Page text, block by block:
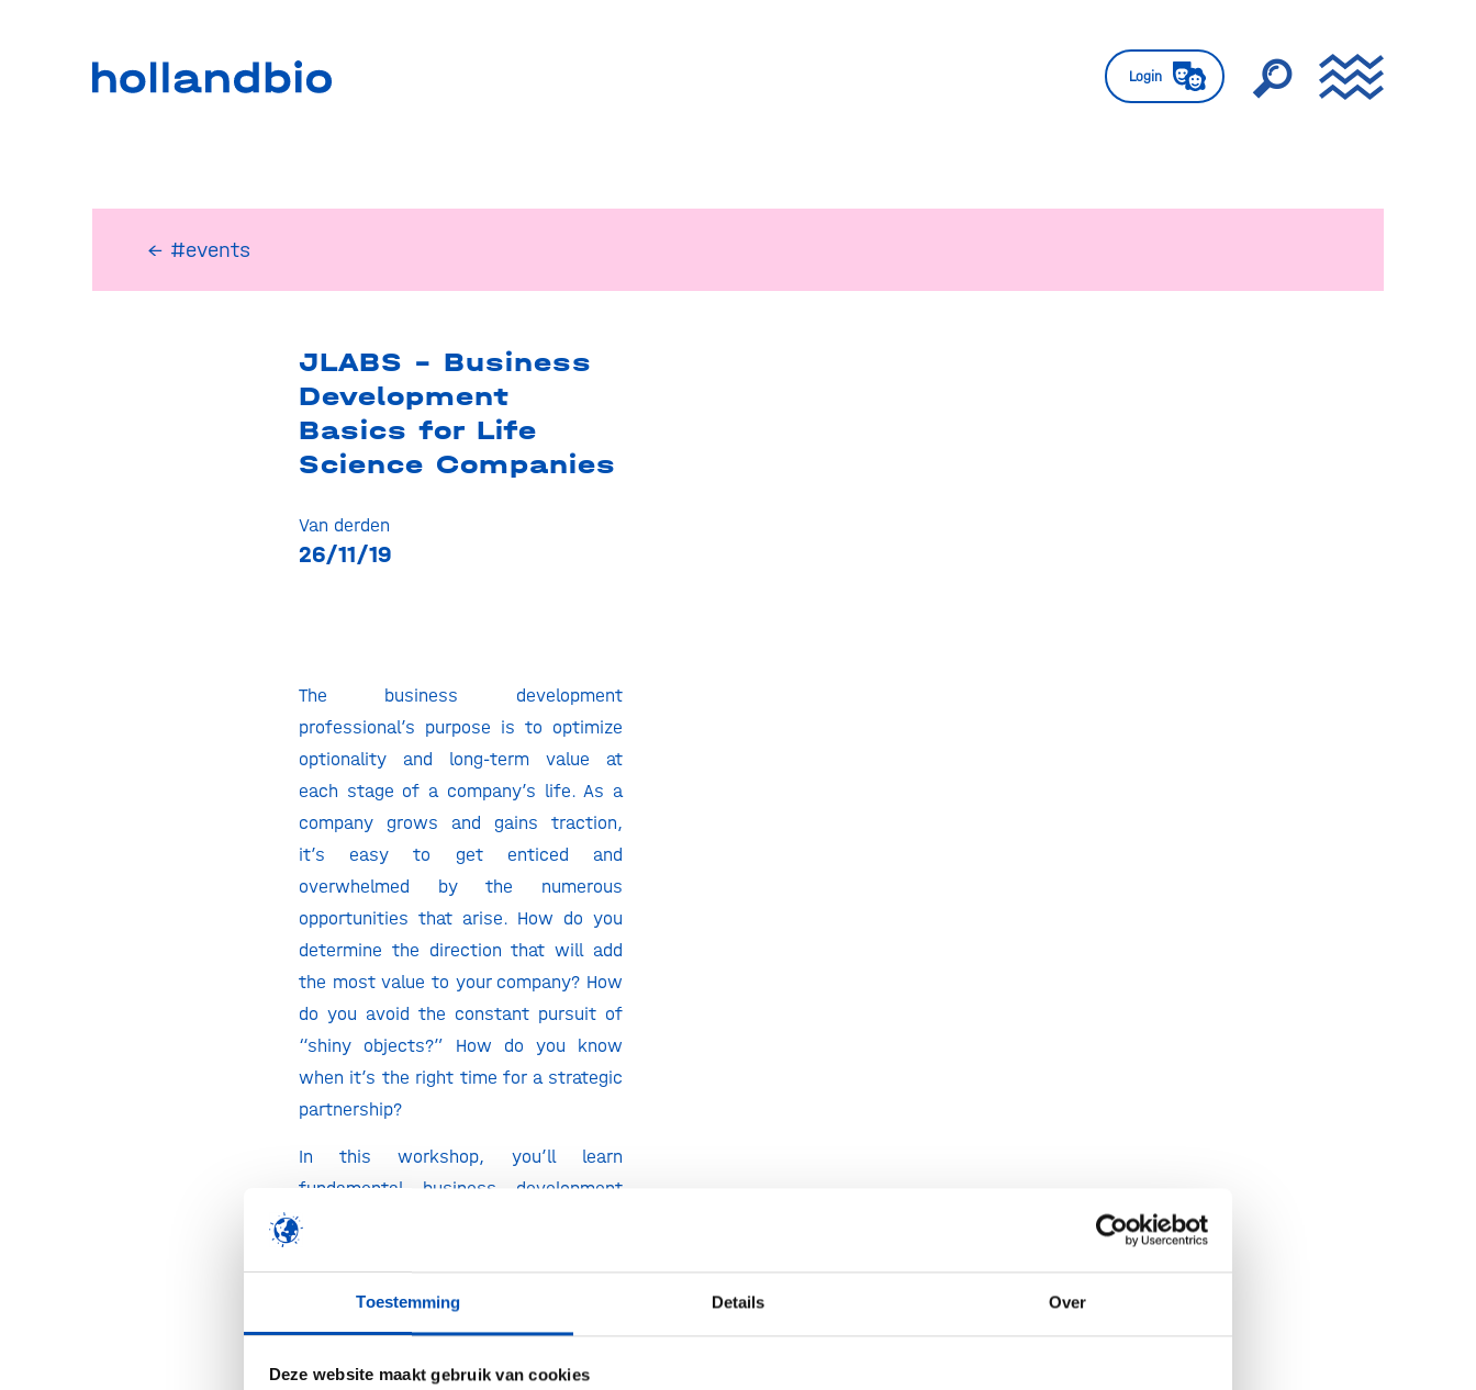
Toestemming Details Over
Deze website maakt gebruik van cookies
Login
← #events
JLABS – Business
Development
Basics for Life
Science Companies
Van derden
26/11/19
The business development
professional’s purpose is to optimize
optionality and long-term value at
each stage of a company’s life. As a
company grows and gains traction,
it’s easy to get enticed and
overwhelmed by the numerous
opportunities that arise. How do you
determine the direction that will add
the most value to your company? How
do you avoid the constant pursuit of
“shiny objects?” How do you know
when it’s the right time for a strategic
partnership?
In this workshop, you’ll learn
fundamental business development
skills to help you successfully
opportunities.
Topics will include: